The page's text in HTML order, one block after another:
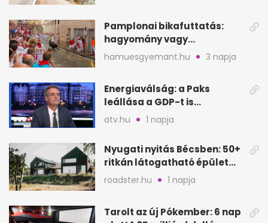
Pamplonai bikafuttatás:
hagyomány vagy
értelmetlen vérontás?
hamuesgyemant.hu 3 napja
Energiaválság: a Paks
leállása a GDP-t is
megütheti, int az
Oeconomus
atv.hu 1 napja
Nyugati nyitás Bécsben: 50+
ritkán látogatható épület
nyílik meg
roadster.hu 1 napja
Tarolt az új Pókember: 6 nap